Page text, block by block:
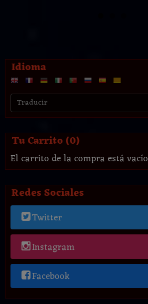
Idioma
Tu Carrito (0)
El carrito de la compra está vacío
Redes Sociales
Twitter
Instagram
Facebook